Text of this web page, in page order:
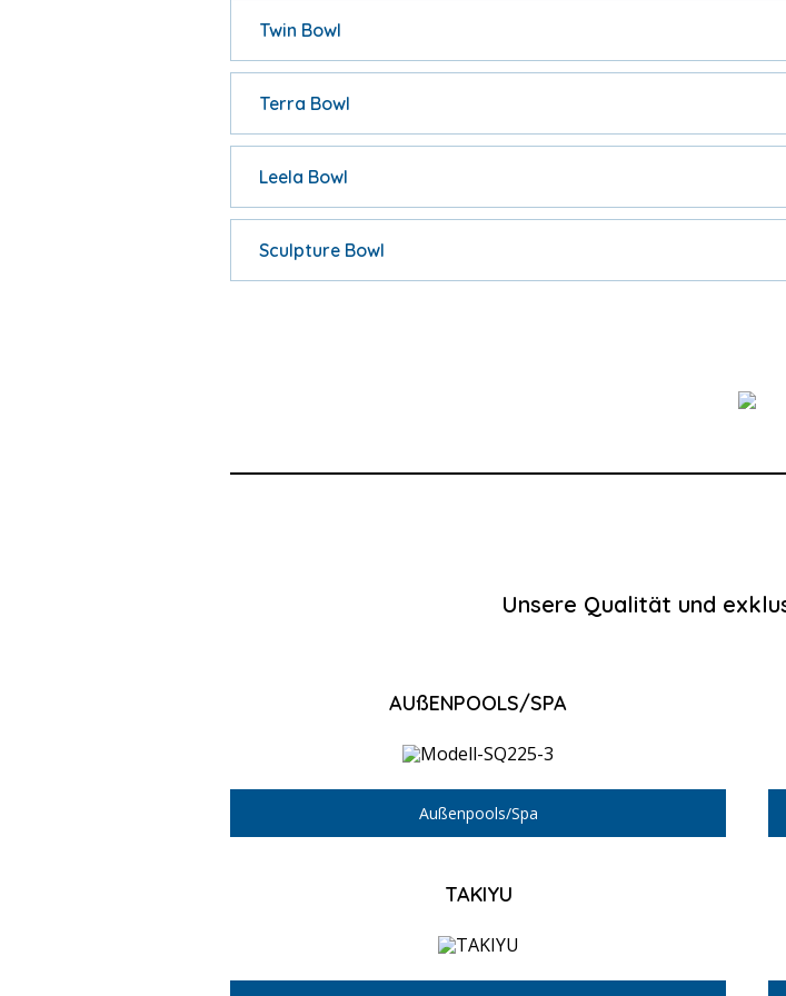
Twin Bowl
Terra Bowl
Leela Bowl
Sculpture Bowl
Unsere Qualität und
AUßENPOOLS/SPA
Außenpools/Spa
TAKIYU